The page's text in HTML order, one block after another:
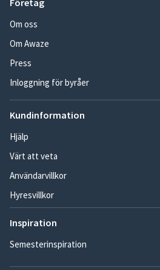
Företag
Om oss
Om Awaze
Press
Inloggning för byråer
Kundinformation
Hjälp
Värt att veta
Användarvillkor
Hyresvillkor
Inspiration
Semesterinspiration